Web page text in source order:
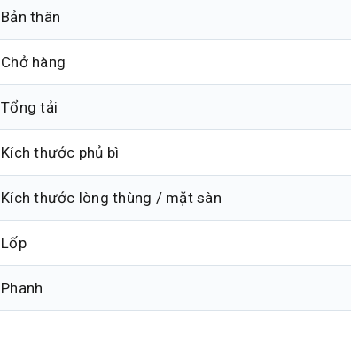
Bản thân
Chở hàng
Tổng tải
Kích thước phủ bì
Kích thước lòng thùng / mặt sàn
Lốp
Phanh